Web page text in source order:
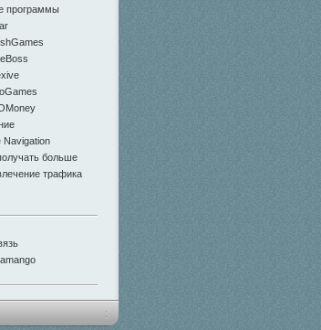
программы
Navigation
больше
трафика